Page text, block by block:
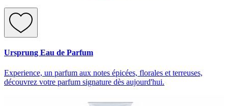
Ursprung Eau de Parfum
Experience, un parfum aux notes épicées, florales et terreuses,
découvrez votre parfum signature dès aujourd'hui.